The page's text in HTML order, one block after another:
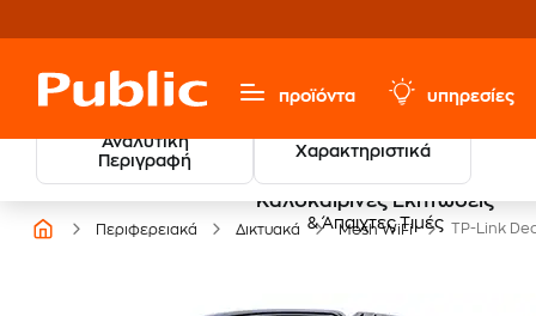
προϊόντα υπηρεσίες
Αναλυτική
Περιγραφή
Χαρακτηριστικά
Καλοκαιρινές Εκπτώσεις
& Άπαιχτες Τιμές
Περιφερειακά Δικτυακά Mesh WiFi TP-Link